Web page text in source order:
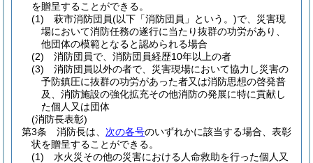
を贈呈することができる。
(1)
萩市消防団員(以下「消防団員」という。)で、災害現
場において消防任務の遂行に当たり抜群の功労があり、
他団体の模範となると認められる場合
(2)
消防団員で、消防団員経歴10年以上の者
(3)
消防団員以外の者で、災害現場において協力し災害の
予防鎮圧に抜群の功労があった者又は消防思想の啓発普
及、消防施設の強化拡充その他消防の発展に特に貢献し
た個人又は団体
(消防長表彰)
第3条
消防長は、 次の各号のいずれかに該当する場合、表彰
状を贈呈することができる。
(1)
水火災その他の災害における人命救助を行った個人又